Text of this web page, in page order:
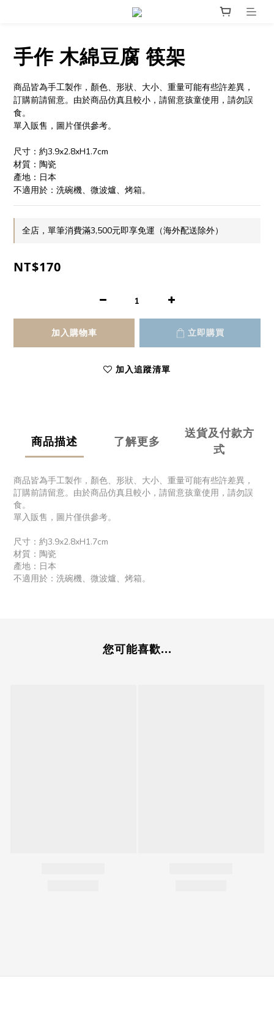
手作 木綿豆腐 筷架
商品皆為手工製作，顏色、形狀、大小、重量可能有些許差異，
訂購前請留意。由於商品仿真且較小，請留意孩童使用，請勿誤
食。
單入販售，圖片僅供參考。
尺寸：約3.9x2.8xH1.7cm
材質：陶瓷
產地：日本
不適用於：洗碗機、微波爐、烤箱。
全店，單筆消費滿3,500元即享免運（海外配送除外）
NT$170
加入購物車 立即購買
加入追蹤清單
商品描述 了解更多
送貨及付款方
式
商品皆為手工製作，顏色、形狀、大小、重量可能有些許差異，
訂購前請留意。由於商品仿真且較小，請留意孩童使用，請勿誤
食。
單入販售，圖片僅供參考。
尺寸：約3.9x2.8xH1.7cm
材質：陶瓷
產地：日本
不適用於：洗碗機、微波爐、烤箱。
您可能喜歡...